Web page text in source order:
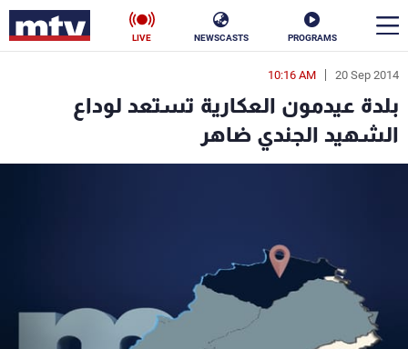
PROGRAMS
NEWSCASTS
LIVE
20 Sep 2014
10:16 AM
بلدة عيدمون العكارية تستعد لوداع
الشهيد الجندي ضاهر
en
الأخبار
سياسة ناس
كأس العالم